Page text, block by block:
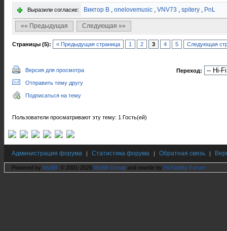
Выразили согласие: Виктор В , onelovemusic , VNV73 , spitery , PnL
«« Предыдущая Следующая »»
Страницы (5): « Предыдущая страница 1 2 3 4 5 Следующая
Версия для просмотра
Отправить тему другу
Подписаться на тему
Переход:
Пользователи просматривают эту тему: 1 Гость(ей)
Администрация форума | Статистика форума | Обратная связь |
Powered by MyBB , © 2001-2026 MyBB Group and rewrite by Hi Fidelity Forum